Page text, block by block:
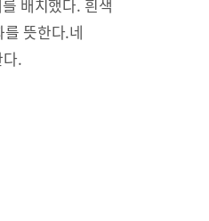
배치했다. 흰색
뜻한다.네
다.